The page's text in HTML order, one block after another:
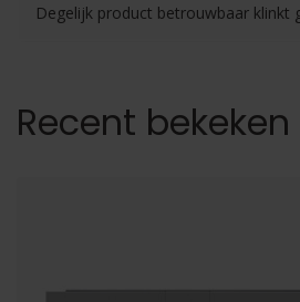
Degelijk product betrouwbaar klinkt
Recent bekeken